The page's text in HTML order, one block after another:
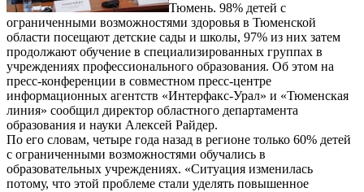
Тюмень. 98% детей с
ограниченными возможностями здоровья в Тюменской
области посещают детские сады и школы, 97% из них затем
продолжают обучение в специализированных группах в
учреждениях профессионального образования. Об этом на
пресс-конференции в совместном пресс-центре
информационных агентств «Интерфакс-Урал» и «Тюменская
линия» сообщил директор областного департамента
образования и науки Алексей Райдер.
По его словам, четыре года назад в регионе только 60% детей
с ограниченными возможностями обучались в
образовательных учреждениях. «Ситуация изменилась
потому, что этой проблеме стали уделять повышенное